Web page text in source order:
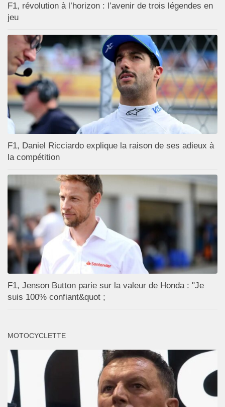
F1, révolution à l’horizon : l’avenir de trois légendes en
jeu
F1, Daniel Ricciardo explique la raison de ses adieux à
la compétition
F1, Jenson Button parie sur la valeur de Honda : "Je
suis 100% confiant&quot ;
MOTOCYCLETTE